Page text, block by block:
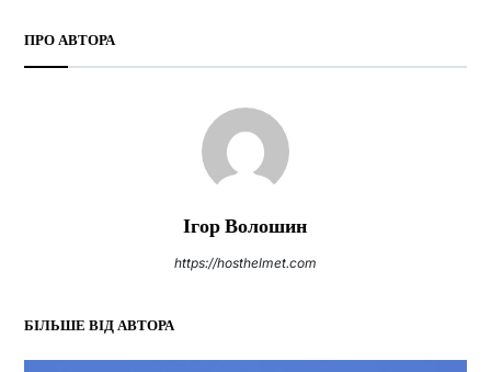
ПРО АВТОРА
Ігор Волошин
https://hosthelmet.com
БІЛЬШЕ ВІД АВТОРА